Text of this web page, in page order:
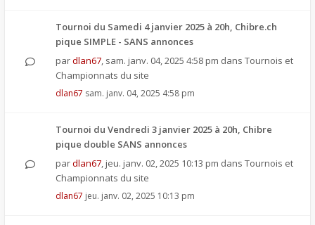
Tournoi du Samedi 4 janvier 2025 à 20h, Chibre.ch
pique SIMPLE - SANS annonces
pardlan67, sam. janv. 04, 2025 4:58 pm dans Tournois et
Championnats du site
dlan67 sam. janv. 04, 2025 4:58 pm
Tournoi du Vendredi 3 janvier 2025 à 20h, Chibre
pique double SANS annonces
pardlan67, jeu. janv. 02, 2025 10:13 pm dans Tournois et
Championnats du site
dlan67 jeu. janv. 02, 2025 10:13 pm